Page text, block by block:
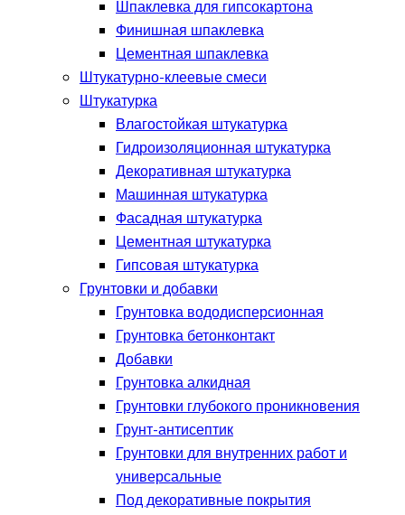
Шпаклевка для гипсокартона
Финишная шпаклевка
Цементная шпаклевка
Штукатурно-клеевые смеси
Штукатурка
Влагостойкая штукатурка
Гидроизоляционная штукатурка
Декоративная штукатурка
Машинная штукатурка
Фасадная штукатурка
Цементная штукатурка
Гипсовая штукатурка
Грунтовки и добавки
Грунтовка вододисперсионная
Грунтовка бетонконтакт
Добавки
Грунтовка алкидная
Грунтовки глубокого проникновения
Грунт-антисептик
Грунтовки для внутренних работ и
универсальные
Под декоративные покрытия